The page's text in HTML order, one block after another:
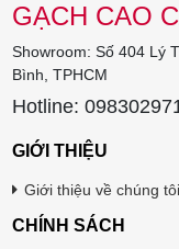
GẠCH CAO
Showroom: Số 404 Lý
Bình, TPHCM
Hotline:
GIỚI THIỆU
Giới thiệu về chúng tôi
CHÍNH SÁCH